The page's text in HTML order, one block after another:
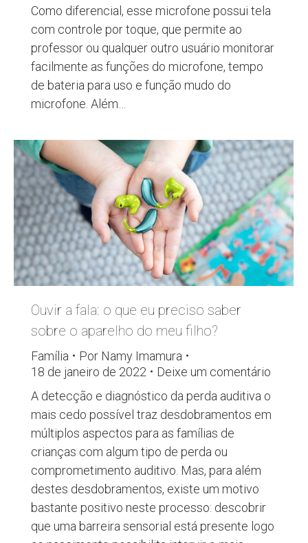
Como diferencial, esse microfone possui tela
com controle por toque, que permite ao
professor ou qualquer outro usuário monitorar
facilmente as funções do microfone, tempo
de bateria para uso e função mudo do
microfone. Além…
Ouvir a fala: o que eu preciso saber
sobre o aparelho do meu filho?
Família Por Namy Imamura
18 de janeiro de 2022
Deixe um comentário
A detecção e diagnóstico da perda auditiva o
mais cedo possível traz desdobramentos em
múltiplos aspectos para as famílias de
crianças com algum tipo de perda ou
comprometimento auditivo. Mas, para além
destes desdobramentos, existe um motivo
bastante positivo neste processo: descobrir
que uma barreira sensorial está presente logo